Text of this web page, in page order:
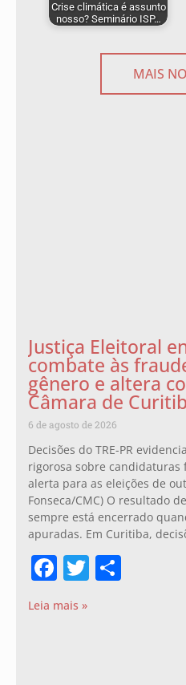
Crise climática é assunto
nosso? Seminário ISP…
MAIS
Justiça Eleitoral
combate às
gênero e altera
Câmara de
6 de agosto de 2026
Decisões do TRE-PR
rigorosa sobre candidaturas
alerta para as eleições de
Fonseca/CMC) O resultado
sempre está encerrado
apuradas. Em Curitiba,
Facebook
Twitter
Leia mais »